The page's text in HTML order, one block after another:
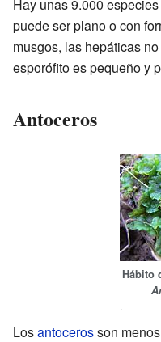
Hay unas 9.000
puede ser plano o con
musgos, las hepáticas
esporófito es pequeño y
Antoceros
Hábito
.
Losantocerosson